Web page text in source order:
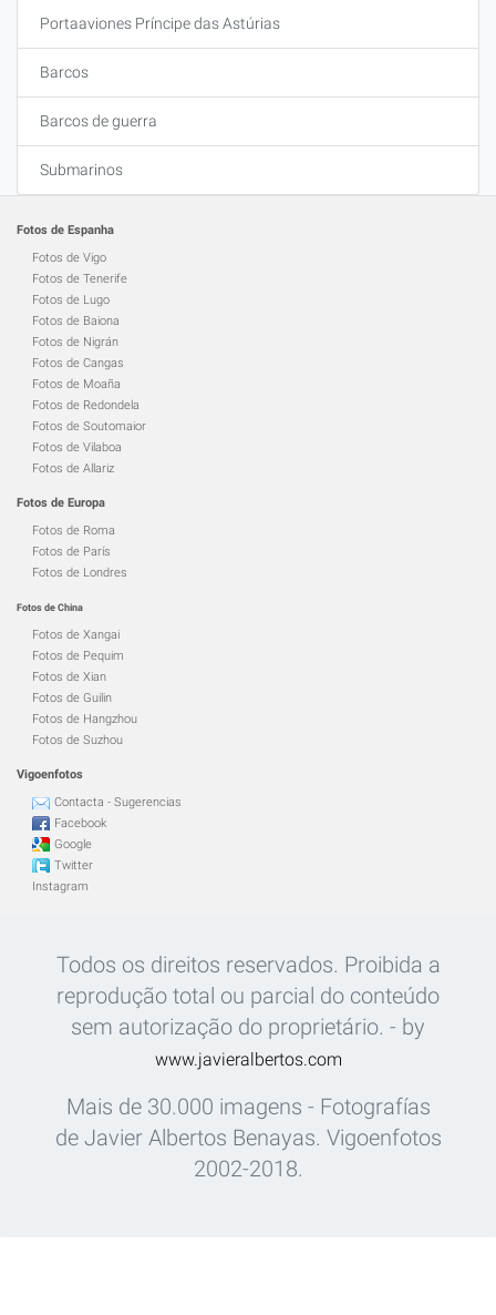
Portaaviones Príncipe das Astúrias
Barcos
Barcos de guerra
Submarinos
Fotos de Espanha
Fotos de Vigo
Fotos de Tenerife
Fotos de Lugo
Fotos de Baiona
Fotos de Nigrán
Fotos de Cangas
Fotos de Moaña
Fotos de Redondela
Fotos de Soutomaior
Fotos de Vilaboa
Fotos de Allariz
Fotos de Europa
Fotos de Roma
Fotos de París
Fotos de Londres
Fotos de China
Fotos de Xangai
Fotos de Pequim
Fotos de Xian
Fotos de Guilin
Fotos de Hangzhou
Fotos de Suzhou
Vigoenfotos
Contacta - Sugerencias
Facebook
Google
Twitter
Instagram
Todos os direitos reservados. Proibida a
reprodução total ou parcial do conteúdo
sem autorização do proprietário. - by
www.javieralbertos.com
Mais de 30.000 imagens - Fotografías
de Javier Albertos Benayas. Vigoenfotos
2002-2018.